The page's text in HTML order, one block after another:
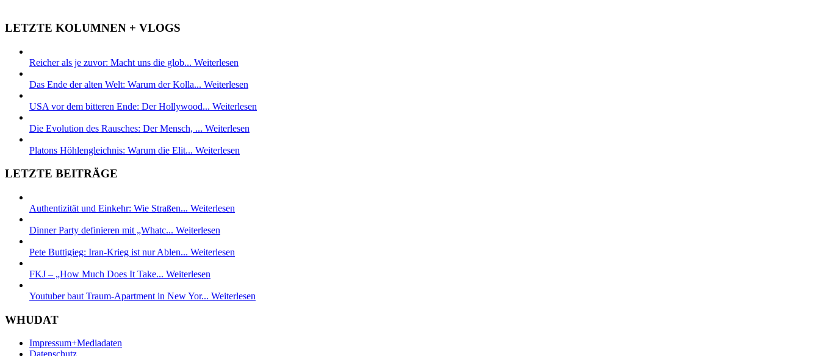
LETZTE KOLUMNEN + VLOGS
Reicher als je zuvor: Macht uns die glob... Weiterlesen
Das Ende der alten Welt: Warum der Kolla... Weiterlesen
USA vor dem bitteren Ende: Der Hollywood... Weiterlesen
Die Evolution des Rausches: Der Mensch, ... Weiterlesen
Platons Höhlengleichnis: Warum die Elit... Weiterlesen
LETZTE BEITRÄGE
Authentizität und Einkehr: Wie Straßen... Weiterlesen
Dinner Party definieren mit „Whatc... Weiterlesen
Pete Buttigieg: Iran-Krieg ist nur Ablen... Weiterlesen
FKJ – „How Much Does It Take... Weiterlesen
Youtuber baut Traum-Apartment in New Yor... Weiterlesen
WHUDAT
Impressum+Mediadaten